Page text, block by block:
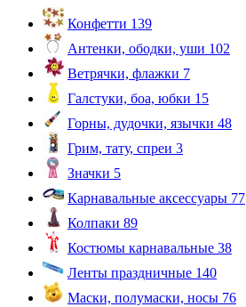
Конфетти 139
Антенки, ободки, уши 102
Ветрячки, флажки 7
Галстуки, боа, юбки 15
Горны, дудочки, язычки 48
Грим, тату, спреи 3
Значки 5
Карнавальные аксессуары 77
Колпаки 89
Костюмы карнавальные 38
Ленты праздничные 140
Маски, полумаски, носы 76